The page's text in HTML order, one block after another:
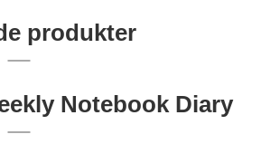
produkter
Notebook Diary